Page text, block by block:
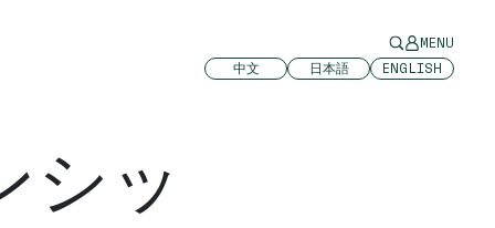
MENU
中文
日本語 ENGLISH
シッ